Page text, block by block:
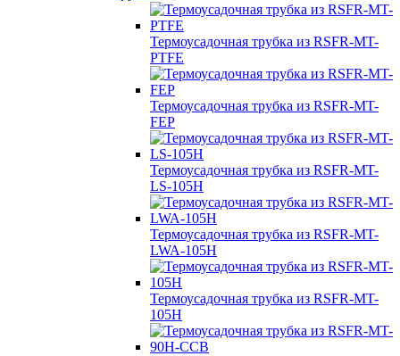
Термоусадочная трубка из RSFR-MT-
PTFE
Термоусадочная трубка из RSFR-MT-
FEP
Термоусадочная трубка из RSFR-MT-
LS-105H
Термоусадочная трубка из RSFR-MT-
LWA-105H
Термоусадочная трубка из RSFR-MT-
105H